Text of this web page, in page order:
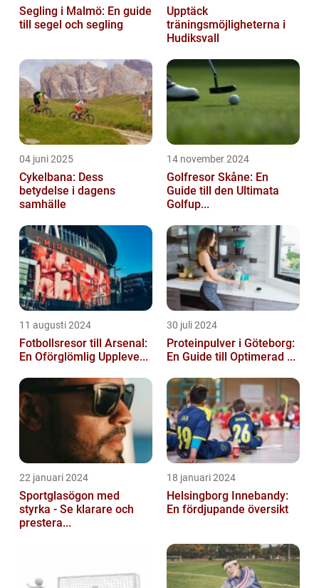
Segling i Malmö: En guide
till segel och segling
Upptäck
träningsmöjligheterna i
Hudiksvall
04 juni 2025
Cykelbana: Dess
betydelse i dagens
samhälle
14 november 2024
Golfresor Skåne: En
Guide till den Ultimata
Golfup...
11 augusti 2024
Fotbollsresor till Arsenal:
En Oförglömlig Uppleve...
30 juli 2024
Proteinpulver i Göteborg:
En Guide till Optimerad ...
22 januari 2024
Sportglasögon med
styrka - Se klarare och
prestera...
18 januari 2024
Helsingborg Innebandy:
En fördjupande översikt